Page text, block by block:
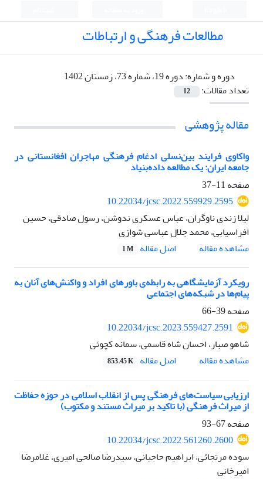
مطالعات فرهنگی و ارتباطات
دوره و شماره:دوره 19، شماره 73، زمستان 1402
تعداد مقالات:
12
مقاله پژوهشی
واکاوی فرایند بین‌نسلی ادغام فرهنگی مهاجران افغانستانی در
جامعه ایران: یک مطالعه داده‌بنیاد
صفحه11-37
10.22034/jcsc.2022.559929.2595
لیلا زندی ناوگران، عباس عسکری ندوشن، رسول صادقی، حسین
افراسیابی، محمد جلال عباسی شوازی
مشاهده مقاله
اصل مقاله 1 M
رویکرد آزمایشگاهی به رابطه‌ی باورهای افراد و واکنش‌های آنان به
پیام‌ها در شبکه‌های اجتماعی
صفحه39-66
10.22034/jcsc.2023.559427.2591
شاهو صبار، احسان شاه قاسمی، سمانه کچوئی
مشاهده مقاله
اصل مقاله 853.45 K
ارزیابی سیاست‌های فرهنگی پس از انقلاب اسلامی در حوزه حفاظت
از میراث فرهنگی (با تاکید بر میراث مستند و مکتوب)
صفحه67-93
10.22034/jcsc.2022.561260.2600
سوده مرتجائی، ابراهیم حاجیانی، سیدرضا صالحی امیری، غلامرضا
امیرخانی